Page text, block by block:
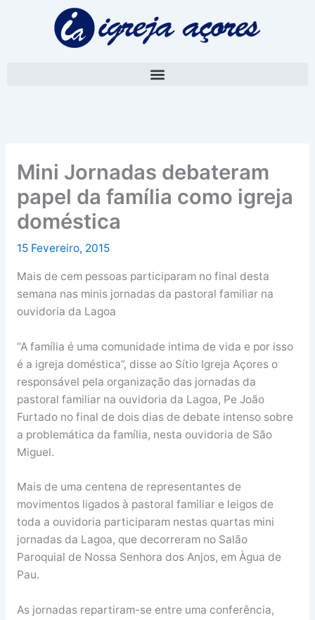
Mini Jornadas debateram
papel da família como igreja
doméstica
15 Fevereiro, 2015
Mais de cem pessoas participaram no final desta
semana nas minis jornadas da pastoral familiar na
ouvidoria da Lagoa
“A família é uma comunidade intima de vida e por isso
é a igreja doméstica”, disse ao Sítio Igreja Açores o
responsável pela organização das jornadas da
pastoral familiar na ouvidoria da Lagoa, Pe João
Furtado no final de dois dias de debate intenso sobre
a problemática da família, nesta ouvidoria de São
Miguel.
Mais de uma centena de representantes de
movimentos ligados à pastoral familiar e leigos de
toda a ouvidoria participaram nestas quartas mini
jornadas da Lagoa, que decorreram no Salão
Paroquial de Nossa Senhora dos Anjos, em Àgua de
Pau.
As jornadas repartiram-se entre uma conferência,